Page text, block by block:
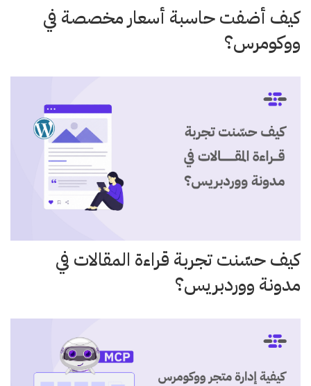
كيف أضفت حاسبة أسعار مخصصة في
ووكومرس؟
كيف حسّنت تجربة قراءة المقالات في
مدونة ووردبريس؟